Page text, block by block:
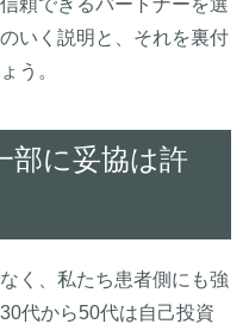
頼できるパートナーを選
いく説明と、それを裏付
う。
部に妥協は許
く、私たち患者側にも強
代から50代は自己投資